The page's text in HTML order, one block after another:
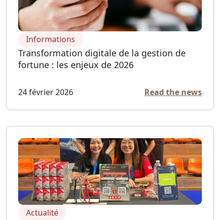
Informations
Transformation digitale de la gestion de
fortune : les enjeux de 2026
24 février 2026 Read the news
Actualité